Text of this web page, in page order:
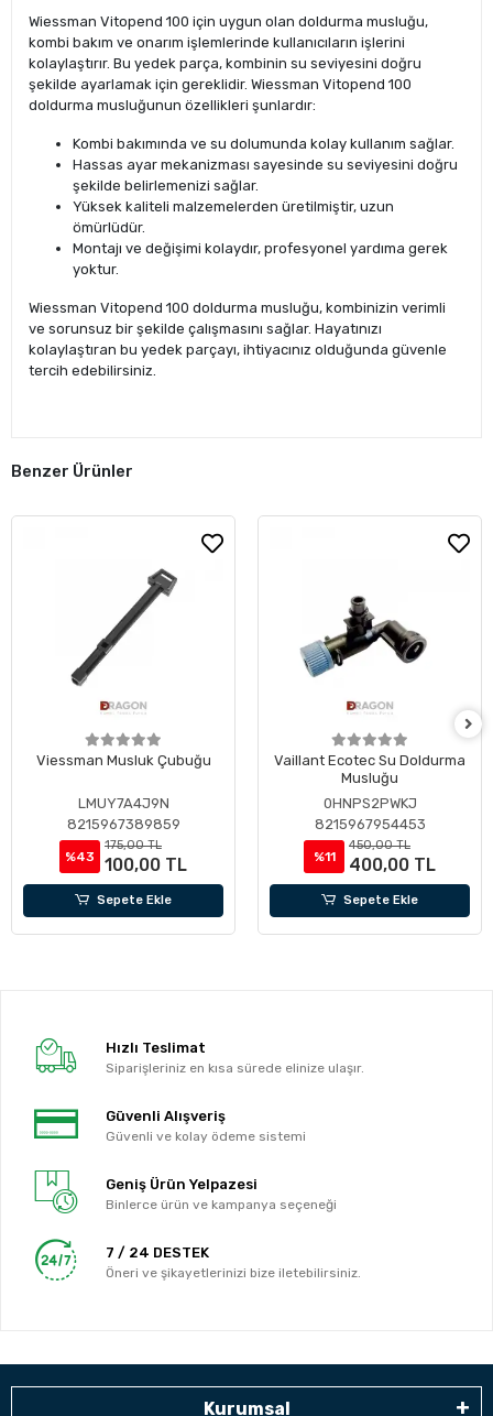
Wiessman Vitopend 100 için uygun olan doldurma musluğu,
kombi bakım ve onarım işlemlerinde kullanıcıların işlerini
kolaylaştırır. Bu yedek parça, kombinin su seviyesini doğru
şekilde ayarlamak için gereklidir. Wiessman Vitopend 100
doldurma musluğunun özellikleri şunlardır:
Kombi bakımında ve su dolumunda kolay kullanım sağlar.
Hassas ayar mekanizması sayesinde su seviyesini doğru
şekilde belirlemenizi sağlar.
Yüksek kaliteli malzemelerden üretilmiştir, uzun
ömürlüdür.
Montajı ve değişimi kolaydır, profesyonel yardıma gerek
yoktur.
Wiessman Vitopend 100 doldurma musluğu, kombinizin verimli
ve sorunsuz bir şekilde çalışmasını sağlar. Hayatınızı
kolaylaştıran bu yedek parçayı, ihtiyacınız olduğunda güvenle
tercih edebilirsiniz.
Benzer Ürünler
Viessman Musluk Çubuğu
LMUY7A4J9N
8215967389859
%43
175,00 TL
100,00 TL
Sepete Ekle
Vaillant Ecotec Su Doldurma
Musluğu
0HNPS2PWKJ
8215967954453
%11
450,00 TL
400,00 TL
Sepete Ekle
Hızlı Teslimat
Siparişleriniz en kısa sürede elinize ulaşır.
Güvenli Alışveriş
Güvenli ve kolay ödeme sistemi
Geniş Ürün Yelpazesi
Binlerce ürün ve kampanya seçeneği
7 / 24 DESTEK
Öneri ve şikayetlerinizi bize iletebilirsiniz.
Kurumsal